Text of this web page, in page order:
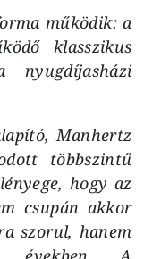
működik: a
klasszikus
Manhertz
többszintű
hogy az
csupán akkor
szorul, hanem